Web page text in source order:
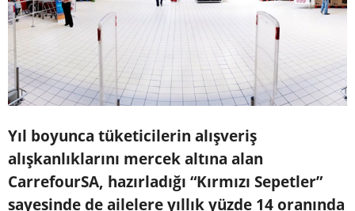
Yıl boyunca tüketicilerin alışveriş
alışkanlıklarını mercek altına alan
CarrefourSA, hazırladığı “Kırmızı Sepetler”
sayesinde de ailelere yıllık yüzde 14 oranında